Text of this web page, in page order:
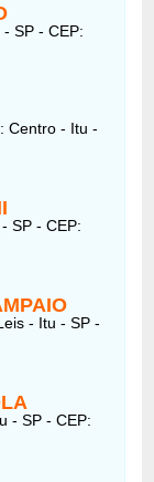
SP - CEP:
Centro - Itu -
SP - CEP:
- Itu - SP -
- SP - CEP: